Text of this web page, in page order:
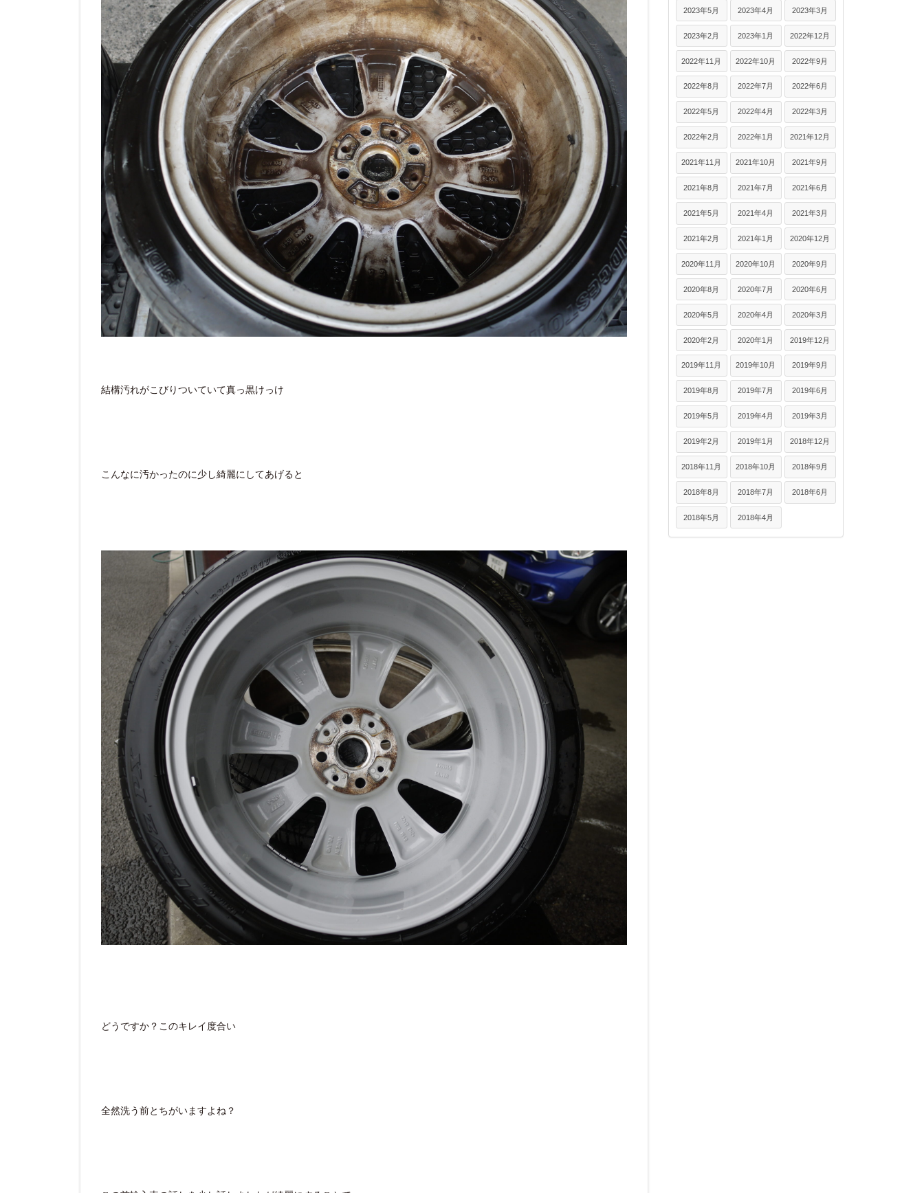
結構汚れがこびりついていて真っ黒けっけ
こんなに汚かったのに少し綺麗にしてあげると
どうですか？このキレイ度合い
全然洗う前とちがいますよね？
2023年5月 2023年4月 2023年3月
2023年2月 2023年1月 2022年12月
2022年11月 2022年10月 2022年9月
2022年8月 2022年7月 2022年6月
2022年5月 2022年4月 2022年3月
2022年2月 2022年1月 2021年12月
2021年11月 2021年10月 2021年9月
2021年8月 2021年7月 2021年6月
2021年5月 2021年4月 2021年3月
2021年2月 2021年1月 2020年12月
2020年11月 2020年10月 2020年9月
2020年8月 2020年7月 2020年6月
2020年5月 2020年4月 2020年3月
2020年2月 2020年1月 2019年12月
2019年11月 2019年10月 2019年9月
2019年8月 2019年7月 2019年6月
2019年5月 2019年4月 2019年3月
2019年2月 2019年1月 2018年12月
2018年11月 2018年10月 2018年9月
2018年8月 2018年7月 2018年6月
2018年5月 2018年4月